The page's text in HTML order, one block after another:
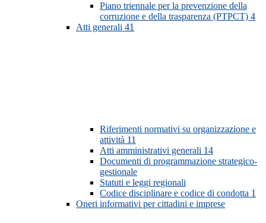
Piano triennale per la prevenzione della
corruzione e della trasparenza (PTPCT) 4
Atti generali 41
Riferimenti normativi su organizzazione e
attività 11
Atti amministrativi generali 14
Documenti di programmazione strategico-
gestionale
Statuti e leggi regionali
Codice disciplinare e codice di condotta 1
Oneri informativi per cittadini e imprese